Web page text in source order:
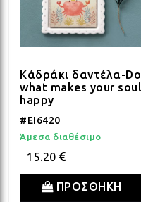
Κάδράκι δαντέλα-Do
what makes your soul
happy
#EI6420
Άμεσα διαθέσιμο
15.20
ΠΡΟΣΘΗΚΗ